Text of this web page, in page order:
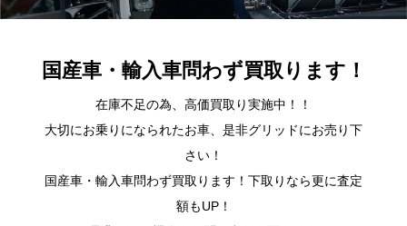
国産車・輸入車問わず買取ります！
在庫不足の為、高価買取り実施中！！
大切にお乗りになられたお車、是非グリッドにお売り下
さい！
国産車・輸入車問わず買取ります！下取りなら更に査定
額もUP！